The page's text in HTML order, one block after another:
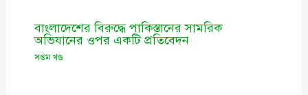
বাংলাদেশের বিরুদ্ধে পাকিস্তানের সামরিক
অভিযানের ওপর একটি প্রতিবেদন
সপ্তম খণ্ড